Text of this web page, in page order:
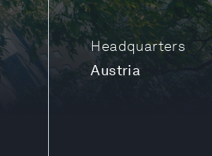
Headquarters
Austria